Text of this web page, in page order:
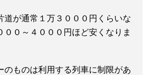
道が通常１万３０００円くらいな
００～４０００円ほど安くなりま
のものは利用する列車に制限があ